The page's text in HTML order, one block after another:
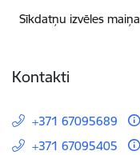
Sīkdatņu izvēles maiņa
Kontakti
+371 67095689
+371 67095405